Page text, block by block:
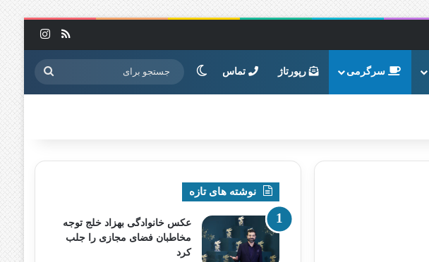
خوراک
سرگرمی رپورتاژ تماس تغییر پوسته جستجو
برای
نوشته های تازه
عکس خانوادگی بهزاد خلج توجه
مخاطبان فضای مجازی را جلب
کرد